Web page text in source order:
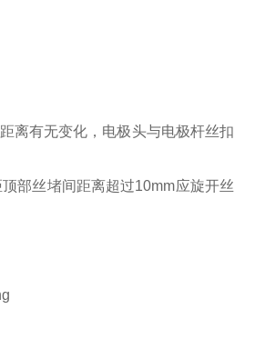
离有无变化，电极头与电极杆丝扣
部丝堵间距离超过10mm应旋开丝